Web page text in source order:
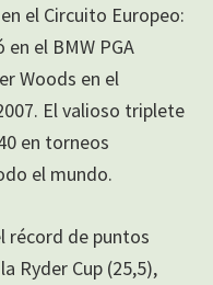
el Circuito Europeo:
el BMW PGA
Woods en el
El valioso triplete
en torneos
el mundo.
récord de puntos
Ryder Cup (25,5),